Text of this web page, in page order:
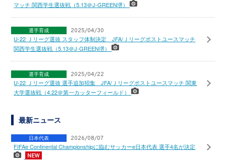
マッチ 関西学生選抜戦（5.13＠J-GREEN堺）
選手育成 2025/04/30
U-22 Ｊリーグ選抜 スタッフ体制決定 JFA/Ｊリーグポストユースマッチ
関西学生選抜戦（5.13＠J-GREEN堺）
選手育成 2025/04/22
U-22 Ｊリーグ選抜 選手追加招集 JFA/Ｊリーグポストユースマッチ 関東
大学選抜戦（4.22＠第一カッターフィールド）
最新ニュース
日本代表 2026/08/07
FIFAe Continental Championshipに臨むサッカーe日本代表 選手4名が決定